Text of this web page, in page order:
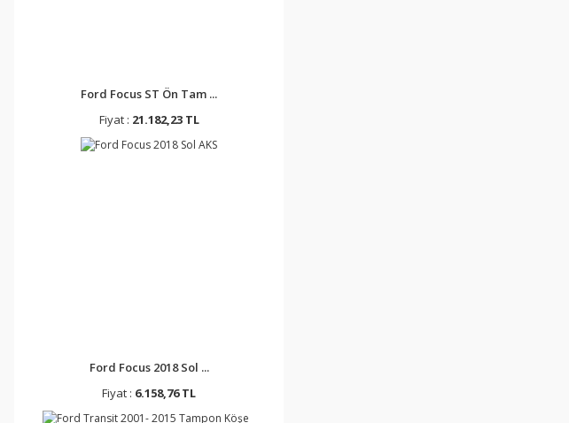
Ford Focus ST Ön Tam ...
Fiyat : 21.182,23 TL
Ford Focus 2018 Sol ...
Fiyat : 6.158,76 TL